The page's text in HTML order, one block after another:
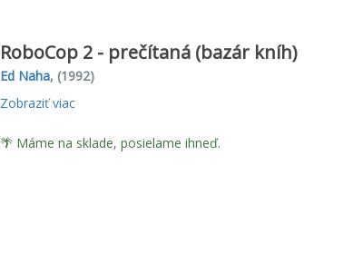
RoboCop 2 - prečítaná (bazár kníh)
Ed Naha, (1992)
Zobraziť viac
🌴 Máme na sklade, posielame ihneď.